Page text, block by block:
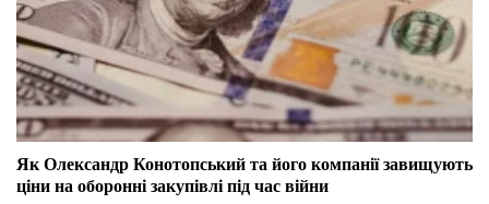
Як Олександр Конотопський та його компанії завищують
ціни на оборонні закупівлі під час війни